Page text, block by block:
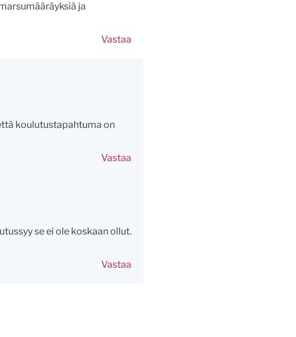
ja
Vastaa
koulutustapahtuma on
Vastaa
se ei ole koskaan ollut.
Vastaa